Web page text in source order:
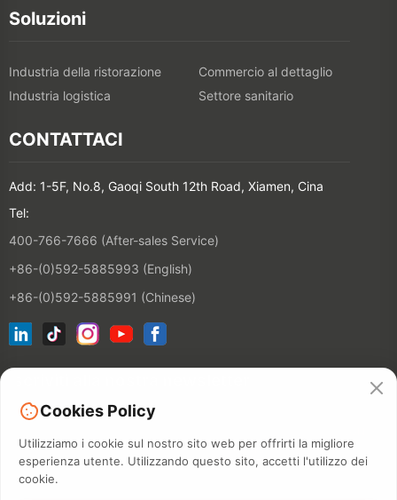
Soluzioni
Industria della ristorazione
Commercio al dettaglio
Industria logistica
Settore sanitario
CONTATTACI
Add: 1-5F, No.8, Gaoqi South 12th Road, Xiamen, Cina
Tel:
400-766-7666 (After-sales Service)
+86-(0)592-5885993 (English)
+86-(0)592-5885991 (Chinese)
Cookies Policy
Utilizziamo i cookie sul nostro sito web per offrirti la migliore
esperienza utente. Utilizzando questo sito, accetti l'utilizzo dei
cookie.